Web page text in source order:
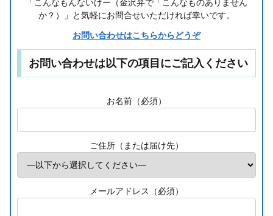
「こんなもんないけー（金沢弁で「こんなものありません
か？）」と気軽にお問合せいただければ幸いです。
お問い合わせはこちらからどうぞ
お問い合わせは以下の項目にご記入ください
お名前（必須）
ご住所（または届け先）
メールアドレス（必須）